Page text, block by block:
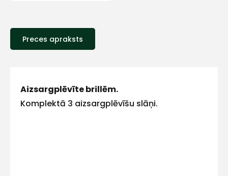
Preces apraksts
Aizsargplēvīte brillēm.
Komplektā 3 aizsargplēvīšu slāņi.
ātrāk